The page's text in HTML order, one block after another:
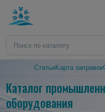
СтатьиКарта заправок
Каталог
оборудования